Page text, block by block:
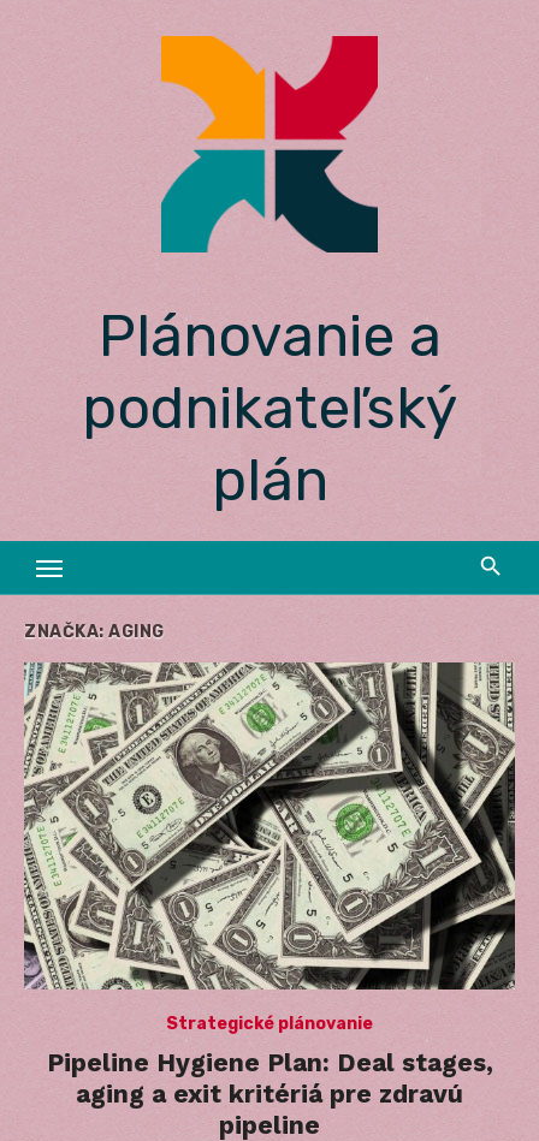
Plánovanie a
podnikateľský
plán
ZNAČKA: AGING
Strategické plánovanie
Pipeline Hygiene Plan: Deal stages,
aging a exit kritériá pre zdravú
pipeline